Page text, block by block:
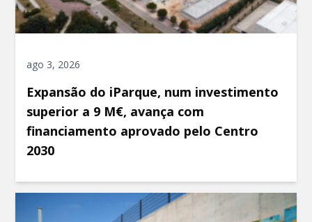
ago 3, 2026
Expansão do iParque, num investimento
superior a 9 M€, avança com
financiamento aprovado pelo Centro
2030